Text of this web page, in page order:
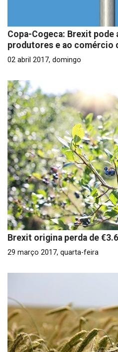
Copa-Cogeca: Brexit pode
produtores e ao comércio
02 abril 2017, domingo
Brexit origina perda de
29 março 2017, quarta-feira